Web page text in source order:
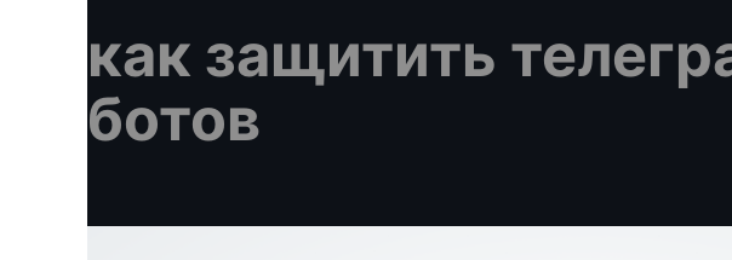
как защитить
ботов